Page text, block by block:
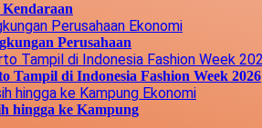
Ekonomi
Perusahaan
di Indonesia Fashion Week 2026
Ekonomi
hingga ke Kampung